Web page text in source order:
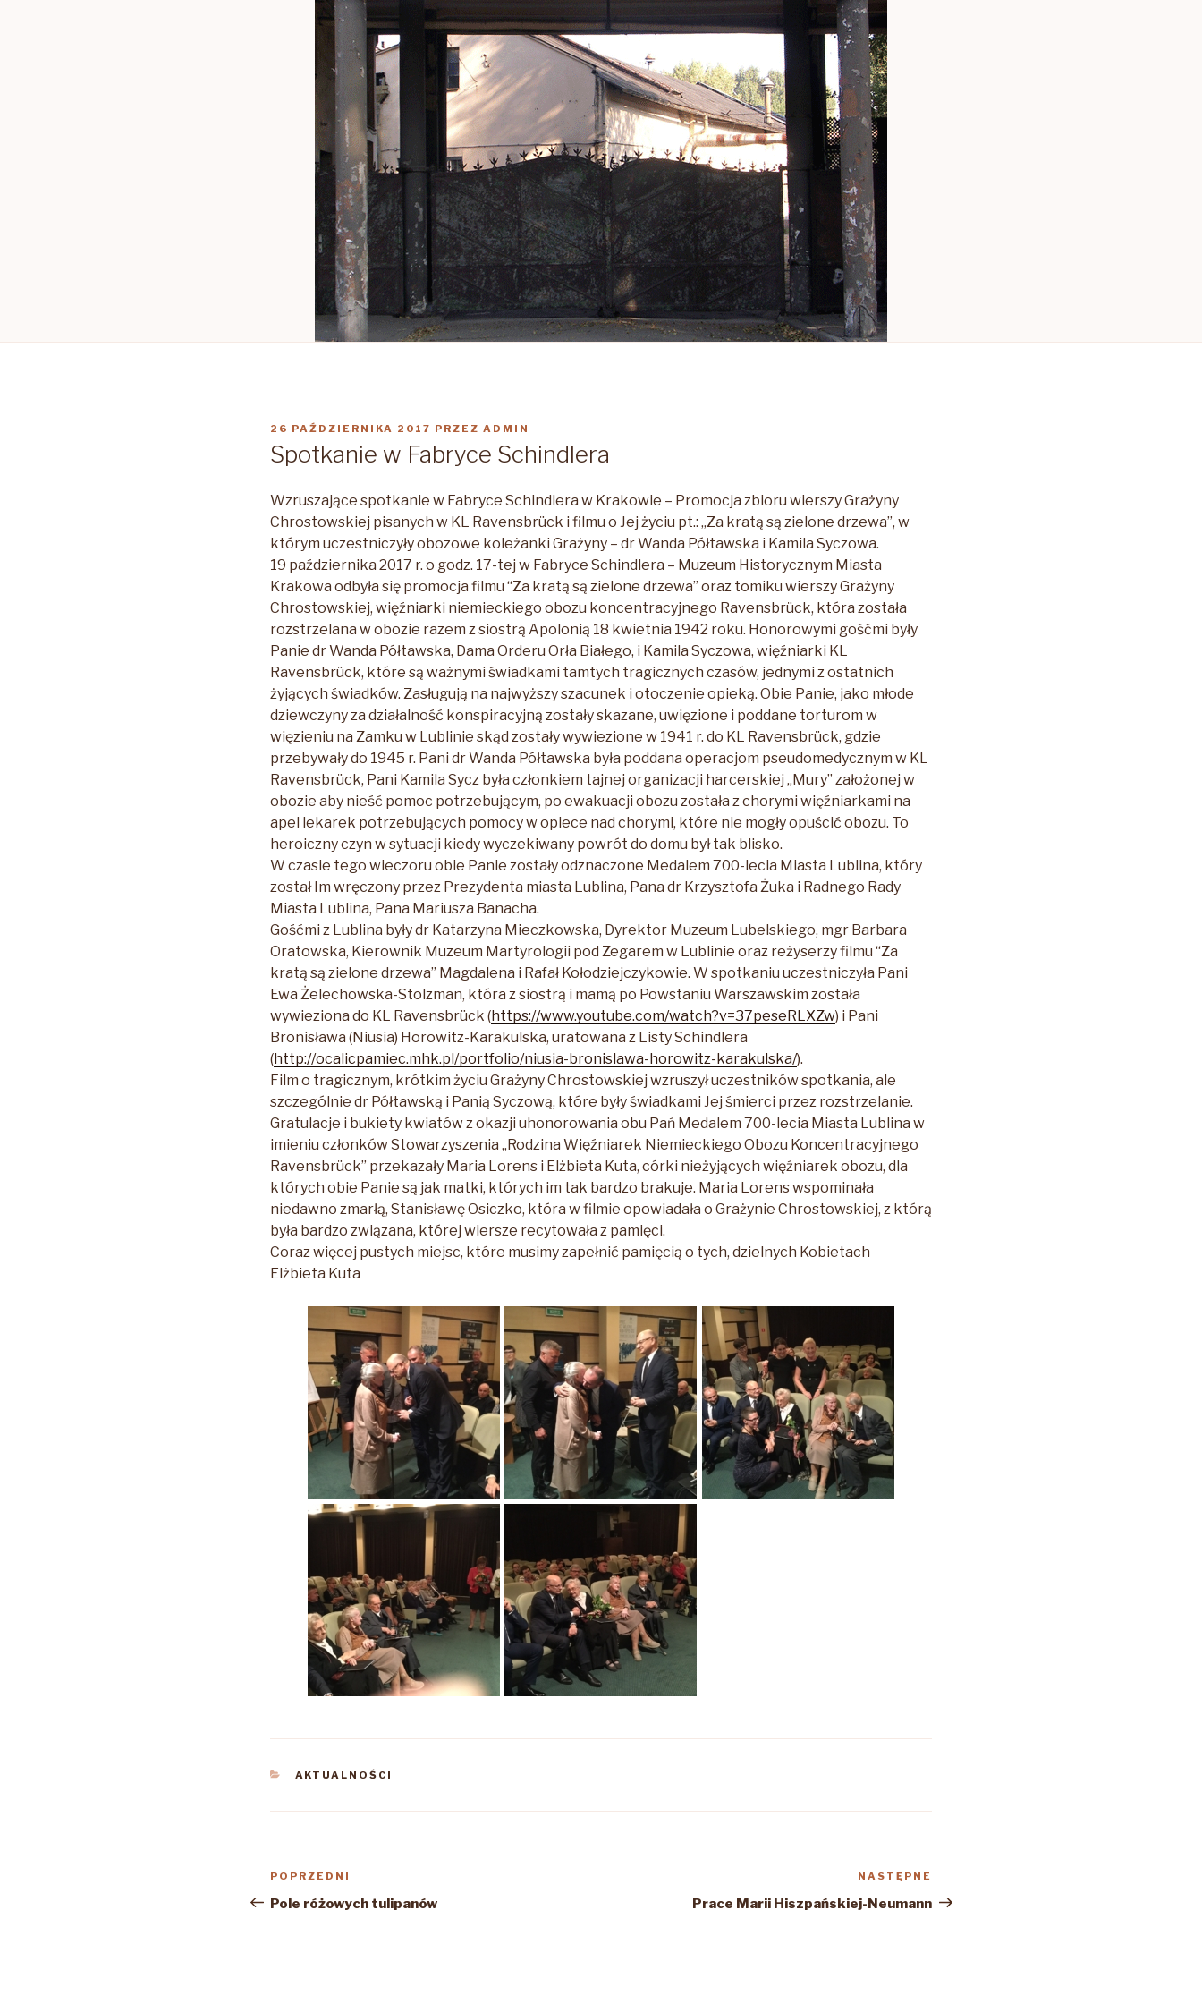
OPUBLIKOWANE
26 PAŹDZIERNIKA 2017 PRZEZ ADMIN
Spotkanie w Fabryce Schindlera
Wzruszające spotkanie w Fabryce Schindlera w Krakowie – Promocja zbioru wierszy Grażyny
Chrostowskiej pisanych w KL Ravensbrück i filmu o Jej życiu pt.: „Za kratą są zielone drzewa”, w
którym uczestniczyły obozowe koleżanki Grażyny – dr Wanda Półtawska i Kamila Syczowa.
19 października 2017 r. o godz. 17-tej w Fabryce Schindlera – Muzeum Historycznym Miasta
Krakowa odbyła się promocja filmu “Za kratą są zielone drzewa” oraz tomiku wierszy Grażyny
Chrostowskiej, więźniarki niemieckiego obozu koncentracyjnego Ravensbrück, która została
rozstrzelana w obozie razem z siostrą Apolonią 18 kwietnia 1942 roku. Honorowymi gośćmi były
Panie dr Wanda Półtawska, Dama Orderu Orła Białego, i Kamila Syczowa, więźniarki KL
Ravensbrück, które są ważnymi świadkami tamtych tragicznych czasów, jednymi z ostatnich
żyjących świadków. Zasługują na najwyższy szacunek i otoczenie opieką. Obie Panie, jako młode
dziewczyny za działalność konspiracyjną zostały skazane, uwięzione i poddane torturom w
więzieniu na Zamku w Lublinie skąd zostały wywiezione w 1941 r. do KL Ravensbrück, gdzie
przebywały do 1945 r. Pani dr Wanda Półtawska była poddana operacjom pseudomedycznym w KL
Ravensbrück, Pani Kamila Sycz była członkiem tajnej organizacji harcerskiej „Mury” założonej w
obozie aby nieść pomoc potrzebującym, po ewakuacji obozu została z chorymi więźniarkami na
apel lekarek potrzebujących pomocy w opiece nad chorymi, które nie mogły opuścić obozu. To
heroiczny czyn w sytuacji kiedy wyczekiwany powrót do domu był tak blisko.
W czasie tego wieczoru obie Panie zostały odznaczone Medalem 700-lecia Miasta Lublina, który
został Im wręczony przez Prezydenta miasta Lublina, Pana dr Krzysztofa Żuka i Radnego Rady
Miasta Lublina, Pana Mariusza Banacha.
Gośćmi z Lublina były dr Katarzyna Mieczkowska, Dyrektor Muzeum Lubelskiego, mgr Barbara
Oratowska, Kierownik Muzeum Martyrologii pod Zegarem w Lublinie oraz reżyserzy filmu “Za
kratą są zielone drzewa” Magdalena i Rafał Kołodziejczykowie. W spotkaniu uczestniczyła Pani
Ewa Żelechowska-Stolzman, która z siostrą i mamą po Powstaniu Warszawskim została
wywieziona do KL Ravensbrück (https://www.youtube.com/watch?v=37peseRLXZw) i Pani
Bronisława (Niusia) Horowitz-Karakulska, uratowana z Listy Schindlera
(http://ocalicpamiec.mhk.pl/portfolio/niusia-bronislawa-horowitz-karakulska/).
Film o tragicznym, krótkim życiu Grażyny Chrostowskiej wzruszył uczestników spotkania, ale
szczególnie dr Półtawską i Panią Syczową, które były świadkami Jej śmierci przez rozstrzelanie.
Gratulacje i bukiety kwiatów z okazji uhonorowania obu Pań Medalem 700-lecia Miasta Lublina w
imieniu członków Stowarzyszenia „Rodzina Więźniarek Niemieckiego Obozu Koncentracyjnego
Ravensbrück” przekazały Maria Lorens i Elżbieta Kuta, córki nieżyjących więźniarek obozu, dla
których obie Panie są jak matki, których im tak bardzo brakuje. Maria Lorens wspominała
niedawno zmarłą, Stanisławę Osiczko, która w filmie opowiadała o Grażynie Chrostowskiej, z którą
była bardzo związana, której wiersze recytowała z pamięci.
Coraz więcej pustych miejsc, które musimy zapełnić pamięcią o tych, dzielnych Kobietach
Elżbieta Kuta
KATEGORIE
AKTUALNOŚCI
Nawigacja
wpisu
Poprzedni
wpis
POPRZEDNI
Pole różowych tulipanów
wpis
NASTĘPNE
Prace Marii Hiszpańskiej-Neumann